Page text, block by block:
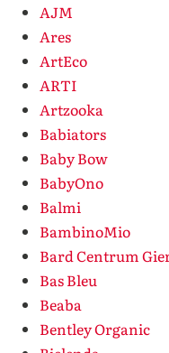
AJM
Ares
ArtEco
ARTI
Artzooka
Babiators
Baby Bow
BabyOno
Balmi
BambinoMio
Bard Centrum
Bas Bleu
Beaba
Bentley Organic